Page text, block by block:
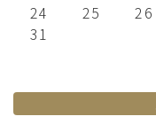
24
25 26
31